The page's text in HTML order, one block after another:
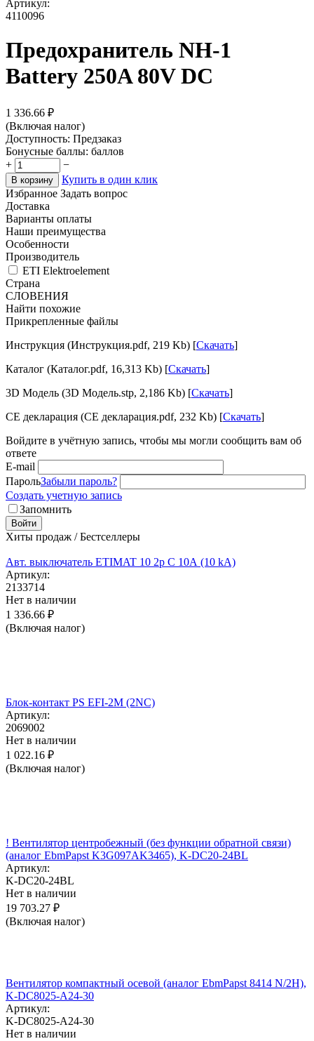
Артикул:
4110096
Предохранитель NH-1
Battery 250A 80V DC
1 336.66 ₽
(Включая налог)
Доступность: Предзаказ
Бонусные баллы: баллов
+
−
В корзину
Купить в один клик
Избранное Задать вопрос
Доставка
Варианты оплаты
Наши преимущества
Особенности
Производитель
ETI Elektroelement
Страна
СЛОВЕНИЯ
Найти похожие
Прикрепленные файлы
Инструкция (Инструкция.pdf, 219 Kb) [Скачать]
Каталог (Каталог.pdf, 16,313 Kb) [Скачать]
3D Модель (3D Модель.stp, 2,186 Kb) [Скачать]
CE декларация (CE декларация.pdf, 232 Kb) [Скачать]
Войдите в учётную запись, чтобы мы могли сообщить вам об
ответе
E-mail
ПарольЗабыли пароль?
Создать учетную запись
Запомнить
Войти
Хиты продаж / Бестселлеры
Авт. выключатель ETIMAT 10 2p C 10А (10 kA)
Артикул:
2133714
Нет в наличии
1 336.66 ₽
(Включая налог)
Блок-контакт PS EFI-2M (2NC)
Артикул:
2069002
Нет в наличии
1 022.16 ₽
(Включая налог)
! Вентилятор центробежный (без функции обратной связи)
(аналог EbmPapst K3G097AK3465), K-DC20-24BL
Артикул:
K-DC20-24BL
Нет в наличии
19 703.27 ₽
(Включая налог)
Вентилятор компактный осевой (аналог EbmPapst 8414 N/2H),
K-DC8025-A24-30
Артикул:
K-DC8025-A24-30
Нет в наличии